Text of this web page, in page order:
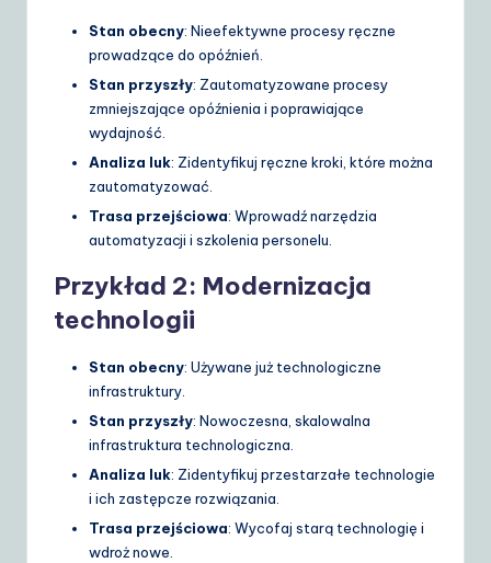
Stan obecny: Nieefektywne procesy ręczne
prowadzące do opóźnień.
Stan przyszły: Zautomatyzowane procesy
zmniejszające opóźnienia i poprawiające
wydajność.
Analiza luk: Zidentyfikuj ręczne kroki, które można
zautomatyzować.
Trasa przejściowa: Wprowadź narzędzia
automatyzacji i szkolenia personelu.
Przykład 2: Modernizacja
technologii
Stan obecny: Używane już technologiczne
infrastruktury.
Stan przyszły: Nowoczesna, skalowalna
infrastruktura technologiczna.
Analiza luk: Zidentyfikuj przestarzałe technologie
i ich zastępcze rozwiązania.
Trasa przejściowa: Wycofaj starą technologię i
wdroż nowe.